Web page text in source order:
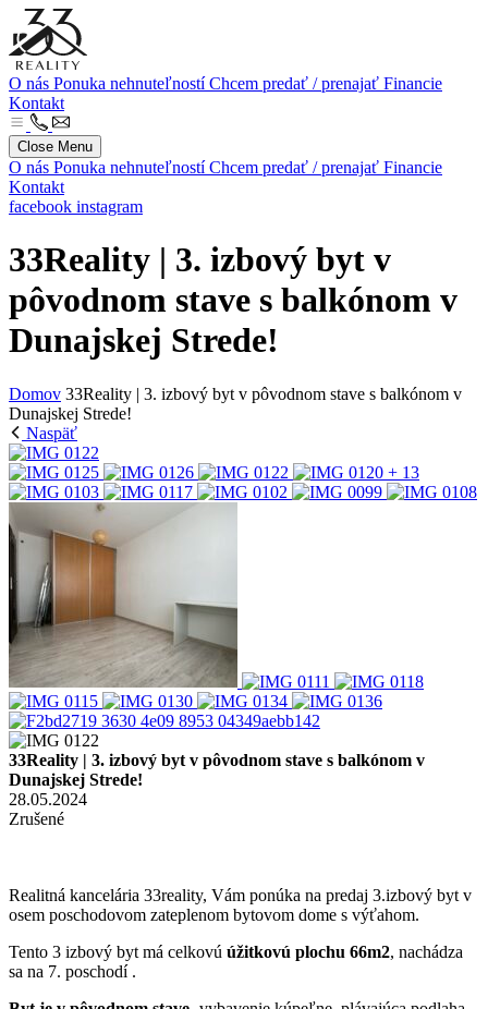
O nás Ponuka nehnuteľností Chcem predať / prenajať Financie
Kontakt
Close Menu
O nás Ponuka nehnuteľností Chcem predať / prenajať Financie
Kontakt
facebook instagram
33Reality | 3. izbový byt v
pôvodnom stave s balkónom v
Dunajskej Strede!
Domov 33Reality | 3. izbový byt v pôvodnom stave s balkónom v
Dunajskej Strede!
Naspäť
+ 13
33Reality | 3. izbový byt v pôvodnom stave s balkónom v
Dunajskej Strede!
28.05.2024
Zrušené
Realitná kancelária 33reality, Vám ponúka na predaj 3.izbový byt v
osem poschodovom zateplenom bytovom dome s výťahom.
Tento 3 izbový byt má celkovú úžitkovú plochu 66m2, nachádza
sa na 7. poschodí .